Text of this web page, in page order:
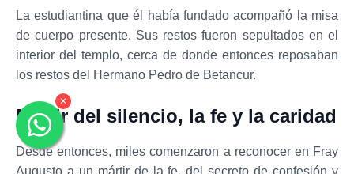
✕
La estudiantina que él había fundado acompañó la misa
de cuerpo presente. Sus restos fueron sepultados en el
interior del templo, cerca de donde entonces reposaban
los restos del Hermano Pedro de Betancur.
Mártir del silencio, la fe y la caridad
Desde entonces, miles comenzaron a reconocer en Fray